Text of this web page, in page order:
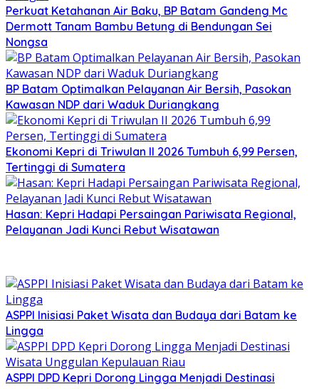
Perkuat Ketahanan Air Baku, BP Batam Gandeng Mc
Dermott Tanam Bambu Betung di Bendungan Sei
Nongsa
BP Batam Optimalkan Pelayanan Air Bersih, Pasokan
Kawasan NDP dari Waduk Duriangkang
Ekonomi Kepri di Triwulan II 2026 Tumbuh 6,99 Persen,
Tertinggi di Sumatera
Hasan: Kepri Hadapi Persaingan Pariwisata Regional,
Pelayanan Jadi Kunci Rebut Wisatawan
ASPPI Inisiasi Paket Wisata dan Budaya dari Batam ke
Lingga
ASPPI DPD Kepri Dorong Lingga Menjadi Destinasi